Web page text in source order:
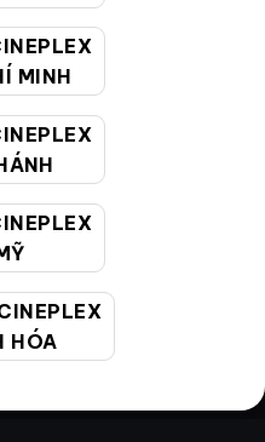
MINH
HÓA
cả các ngày bao